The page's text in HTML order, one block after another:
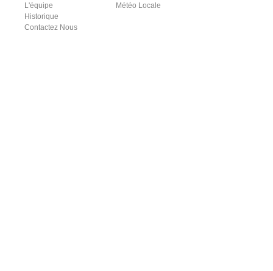
L'équipe
Historique
Contactez Nous
Météo Locale